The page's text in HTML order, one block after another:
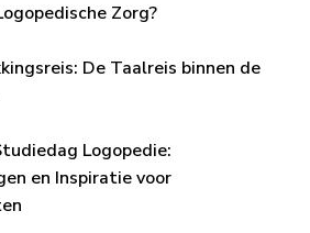
Zorg?
De Taalreis binnen de
Logopedie:
en Inspiratie voor